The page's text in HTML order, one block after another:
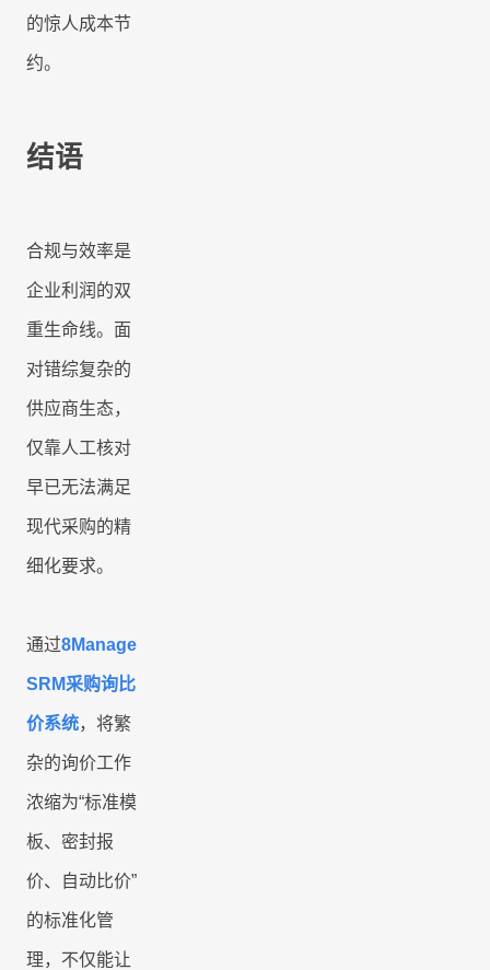
的惊人成本节
约。
结语
合规与效率是
企业利润的双
重生命线。面
对错综复杂的
供应商生态，
仅靠人工核对
早已无法满足
现代采购的精
细化要求。
通过8Manage
SRM采购询比
价系统，将繁
杂的询价工作
浓缩为“标准模
板、密封报
价、自动比价”
的标准化管
理，不仅能让